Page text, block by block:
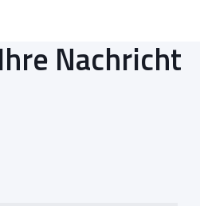
Nachricht